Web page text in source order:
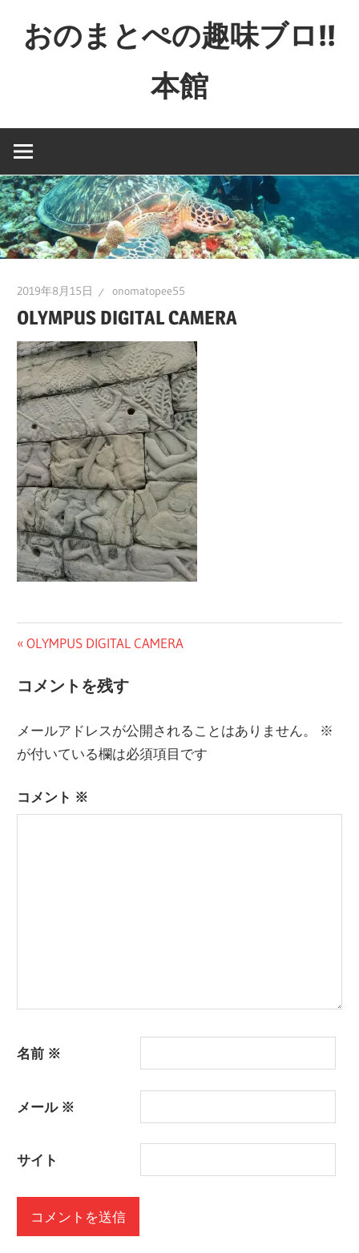
へ
キ
ッ
プ
おのまとぺの趣味ブロ!!
本館
撮
か
映
画
と
ー
ム
の
ブ
ロ
グ
2019年8月15日 onomatopee55
OLYMPUS DIGITAL CAMERA
投
稿
ビ
ー
前
投
OLYMPUS DIGITAL CAMERA
コメントを残す
メールアドレスが公開されることはありません。
※
が付いている欄は必須項目です
コメント ※
名前 ※
メール ※
サイト